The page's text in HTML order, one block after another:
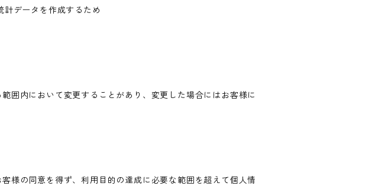
計データを作成するため
囲内において変更することがあり、変更した場合にはお客様に
様の同意を得ず、利用目的の達成に必要な範囲を超えて個人情